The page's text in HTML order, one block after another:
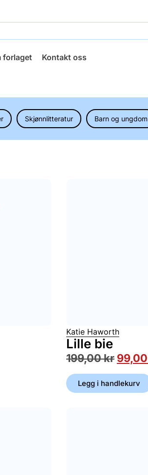
forlaget Kontakt oss
Skjønnlitteratur Barn og ungdom
Katie Haworth
Lille bie
199,00kr 99,00
Legg i handlekurv